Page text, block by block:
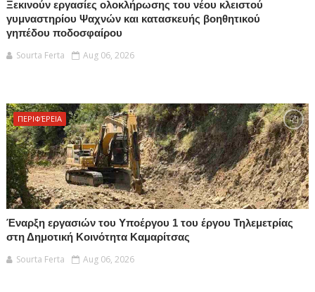
Ξεκινούν εργασίες ολοκλήρωσης του νέου κλειστού
γυμναστηρίου Ψαχνών και κατασκευής βοηθητικού
γηπέδου ποδοσφαίρου
Sourta Ferta
Aug 06, 2026
ΠΕΡΙΦΈΡΕΙΑ
Έναρξη εργασιών του Υποέργου 1 του έργου Τηλεμετρίας
στη Δημοτική Κοινότητα Καμαρίτσας
Sourta Ferta
Aug 06, 2026